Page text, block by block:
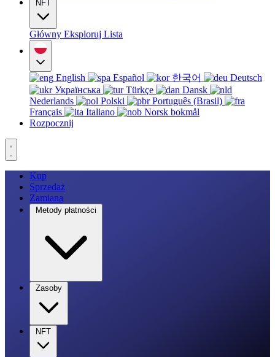
NFT
Główny Eksploruj Lista
English Español 한국어
Deutsch
Українська
Türkçe
Dansk
Nederlands
Polski
Português (Brasil)
Français
Italiano
Norsk bokmål
Rozpocznij
Kup
Sprzedaż
Zamiana
Metody płatności
Zasoby
NFT